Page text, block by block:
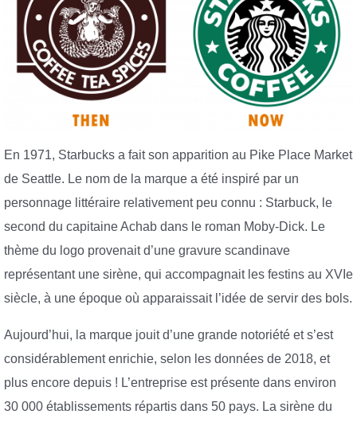
En 1971, Starbucks a fait son apparition au Pike Place Market
de Seattle. Le nom de la marque a été inspiré par un
personnage littéraire relativement peu connu : Starbuck, le
second du capitaine Achab dans le roman Moby-Dick. Le
thème du logo provenait d’une gravure scandinave
représentant une sirène, qui accompagnait les festins au XVIe
siècle, à une époque où apparaissait l’idée de servir des bols.
Aujourd’hui, la marque jouit d’une grande notoriété et s’est
considérablement enrichie, selon les données de 2018, et
plus encore depuis ! L’entreprise est présente dans environ
30 000 établissements répartis dans 50 pays. La sirène du